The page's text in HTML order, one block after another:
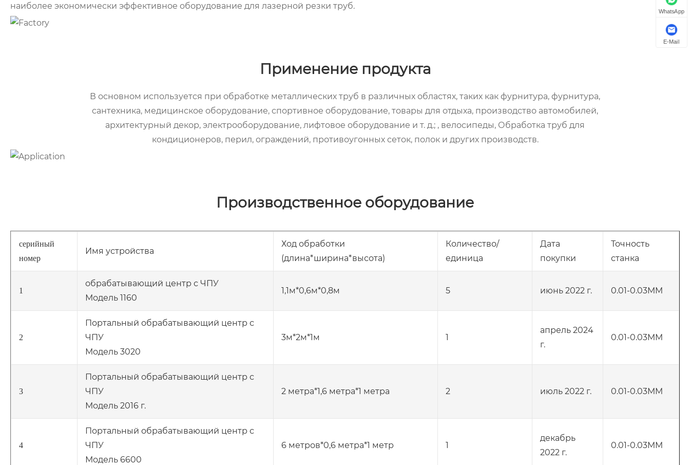
наиболее экономически эффективное оборудование для лазерной резки труб.
Применение продукта
В основном используется при обработке металлических труб в различных областях, таких как фурнитура, фурнитура,
сантехника, медицинское оборудование, спортивное оборудование, товары для отдыха, производство автомобилей,
архитектурный декор, электрооборудование, лифтовое оборудование и т. д.; , велосипеды, Обработка труб для
кондиционеров, перил, ограждений, противоугонных сеток, полок и других производств.
Производственное оборудование
серийный
номер
Имя устройства
Ход обработки
(длина*ширина*высота)
Количество/
единица
Дата
покупки
Точность
станка
1
обрабатывающий центр с ЧПУ
Модель 1160
1,1м*0,6м*0,8м 5 июнь 2022 г. 0.01-0.03MM
2
Портальный обрабатывающий центр с
ЧПУ
Модель 3020
3м*2м*1м 1
апрель 2024
г.
0.01-0.03MM
3
Портальный обрабатывающий центр с
ЧПУ
Модель 2016 г.
2 метра*1,6 метра*1 метра 2 июль 2022 г. 0.01-0.03MM
4
Портальный обрабатывающий центр с
ЧПУ
Модель 6600
6 метров*0,6 метра*1 метр 1
декабрь
2022 г.
0.01-0.03MM
WhatsApp
E-Mail